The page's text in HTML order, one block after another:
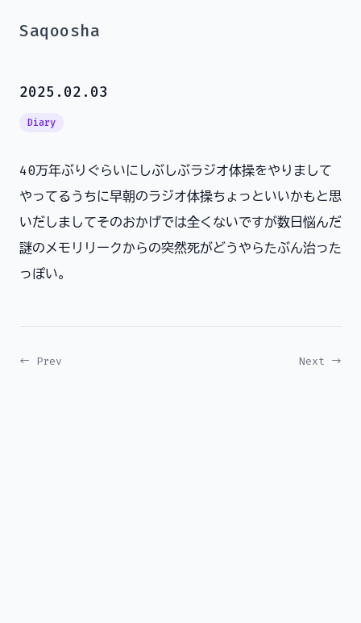
Saqoosha
2025.02.03
Diary
40万年ぶりぐらいにしぶしぶラジオ体操をやりまして
やってるうちに早朝のラジオ体操ちょっといいかもと思
いだしましてそのおかげでは全くないですが数日悩んだ
謎のメモリリークからの突然死がどうやらたぶん治った
っぽい。
← Prev Next →